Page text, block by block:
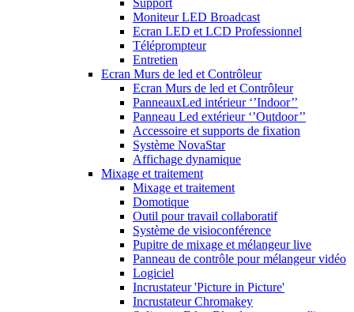
Support
Moniteur LED Broadcast
Ecran LED et LCD Professionnel
Téléprompteur
Entretien
Ecran Murs de led et Contrôleur
Ecran Murs de led et Contrôleur
PanneauxLed intérieur ‘’Indoor’’
Panneau Led extérieur ‘’Outdoor’’
Accessoire et supports de fixation
Système NovaStar
Affichage dynamique
Mixage et traitement
Mixage et traitement
Domotique
Outil pour travail collaboratif
Système de visioconférence
Pupitre de mixage et mélangeur live
Panneau de contrôle pour mélangeur vidéo
Logiciel
Incrustateur 'Picture in Picture'
Incrustateur Chromakey